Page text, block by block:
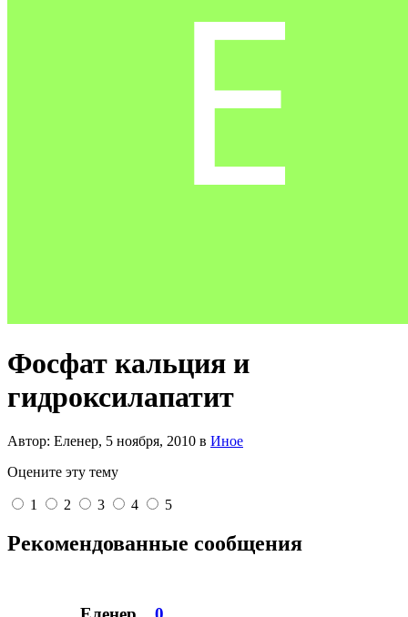
Фосфат кальция и
гидроксилапатит
Автор: Еленер, 5 ноября, 2010 в Иное
Оцените эту тему
1 2 3 4 5
Рекомендованные сообщения